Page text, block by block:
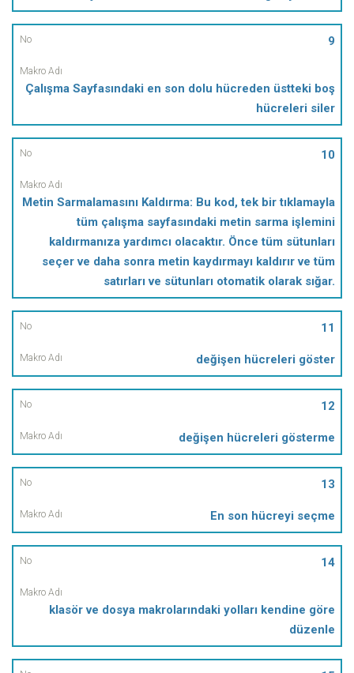
9
Çalışma Sayfasındaki en son dolu hücreden üstteki boş
hücreleri siler
10
Metin Sarmalamasını Kaldırma: Bu kod, tek bir tıklamayla
tüm çalışma sayfasındaki metin sarma işlemini
kaldırmanıza yardımcı olacaktır. Önce tüm sütunları
seçer ve daha sonra metin kaydırmayı kaldırır ve tüm
satırları ve sütunları otomatik olarak sığar.
11
değişen hücreleri göster
12
değişen hücreleri gösterme
13
En son hücreyi seçme
14
klasör ve dosya makrolarındaki yolları kendine göre
düzenle